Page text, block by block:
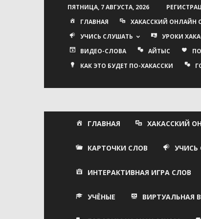
ПЯТНИЦА, 7 АВГУСТА, 2026
ГЛАВНАЯ
ХАКАССКИЙ ОНЛАЙН
УЧИСЬ СЛУШАТЬ
УРОКИ
ВИДЕО-СЛОВА
АЙТЫС
КАК ЭТО БУДЕТ ПО-ХАКАССКИ
ГЛАВНАЯ ХАКАССКИЙ
КАРТОЧКИ СЛОВ УЧИСЬ
ИНТЕРАКТИВНАЯ ИГРА СЛОВ
УЧЁНЫЕ ВИРТУАЛЬНАЯ